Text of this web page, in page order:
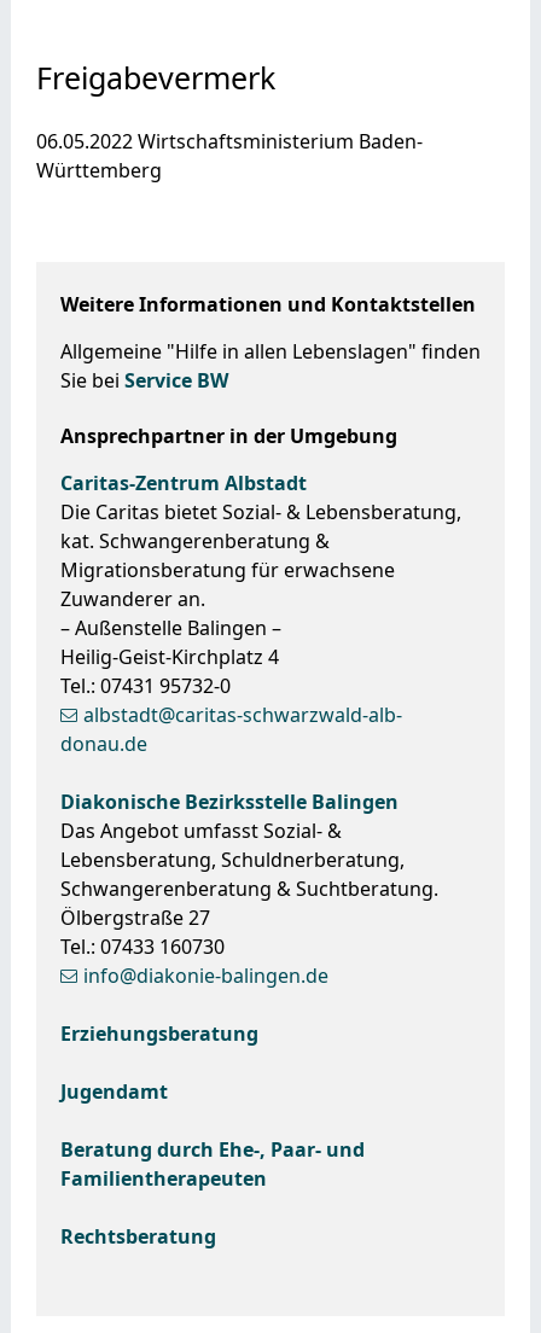
Weitere Informationen und Kontaktstellen
Allgemeine "Hilfe in allen Lebenslagen" finden
Sie bei Service BW
Ansprechpartner in der Umgebung
Caritas-Zentrum Albstadt
Die Caritas bietet Sozial- & Lebensberatung,
kat. Schwangerenberatung &
Migrationsberatung für erwachsene
Zuwanderer an.
– Außenstelle Balingen –
Heilig-Geist-Kirchplatz 4
Tel.: 07431 95732-0
albstadt@caritas-schwarzwald-alb-
donau.de
Diakonische Bezirksstelle Balingen
Das Angebot umfasst Sozial- &
Lebensberatung, Schuldnerberatung,
Schwangerenberatung & Suchtberatung.
Ölbergstraße 27
Tel.: 07433 160730
info@diakonie-balingen.de
Erziehungsberatung
Jugendamt
Beratung durch Ehe-, Paar- und
Familientherapeuten
Rechtsberatung
Freigabevermerk
06.05.2022 Wirtschaftsministerium Baden-
Württemberg